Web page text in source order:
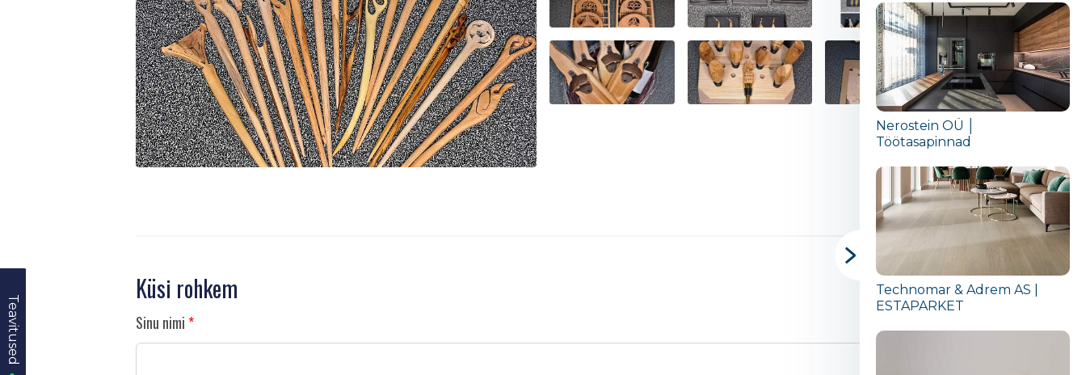
Küsi rohkem
Sinu nimi
Nerostein OÜ │
Töötasapinnad
Technomar & Adrem AS |
ESTAPARKET
Teavitused
Teavitused